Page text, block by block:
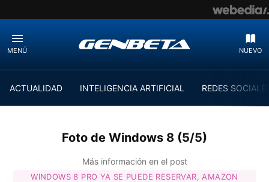
MENÚ NUEVO
ACTUALIDAD INTELIGENCIA ARTIFICIAL REDES
Foto de Windows 8 (5/5)
Más información en el post
WINDOWS 8 PRO YA SE PUEDE RESERVAR, AMAZON